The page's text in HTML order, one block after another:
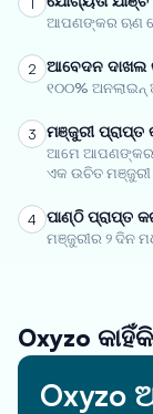
ଆପଣଙ୍କର ଋଣ
2 ଆବେଦନ ଦାଖଲ
୧୦୦%
3 ମଞ୍ଜୁରୀ ପ୍ରାପ୍ତ
ଆମେ ଆପଣଙ୍କର
ଏକ ଉଚିତ ମଞ୍ଜୁରୀ
4 ପାଣ୍ଠି ପ୍ରାପ୍ତ
ମଞ୍ଜୁରୀର ୨ ଦିନ
Oxyzo
Oxyzo